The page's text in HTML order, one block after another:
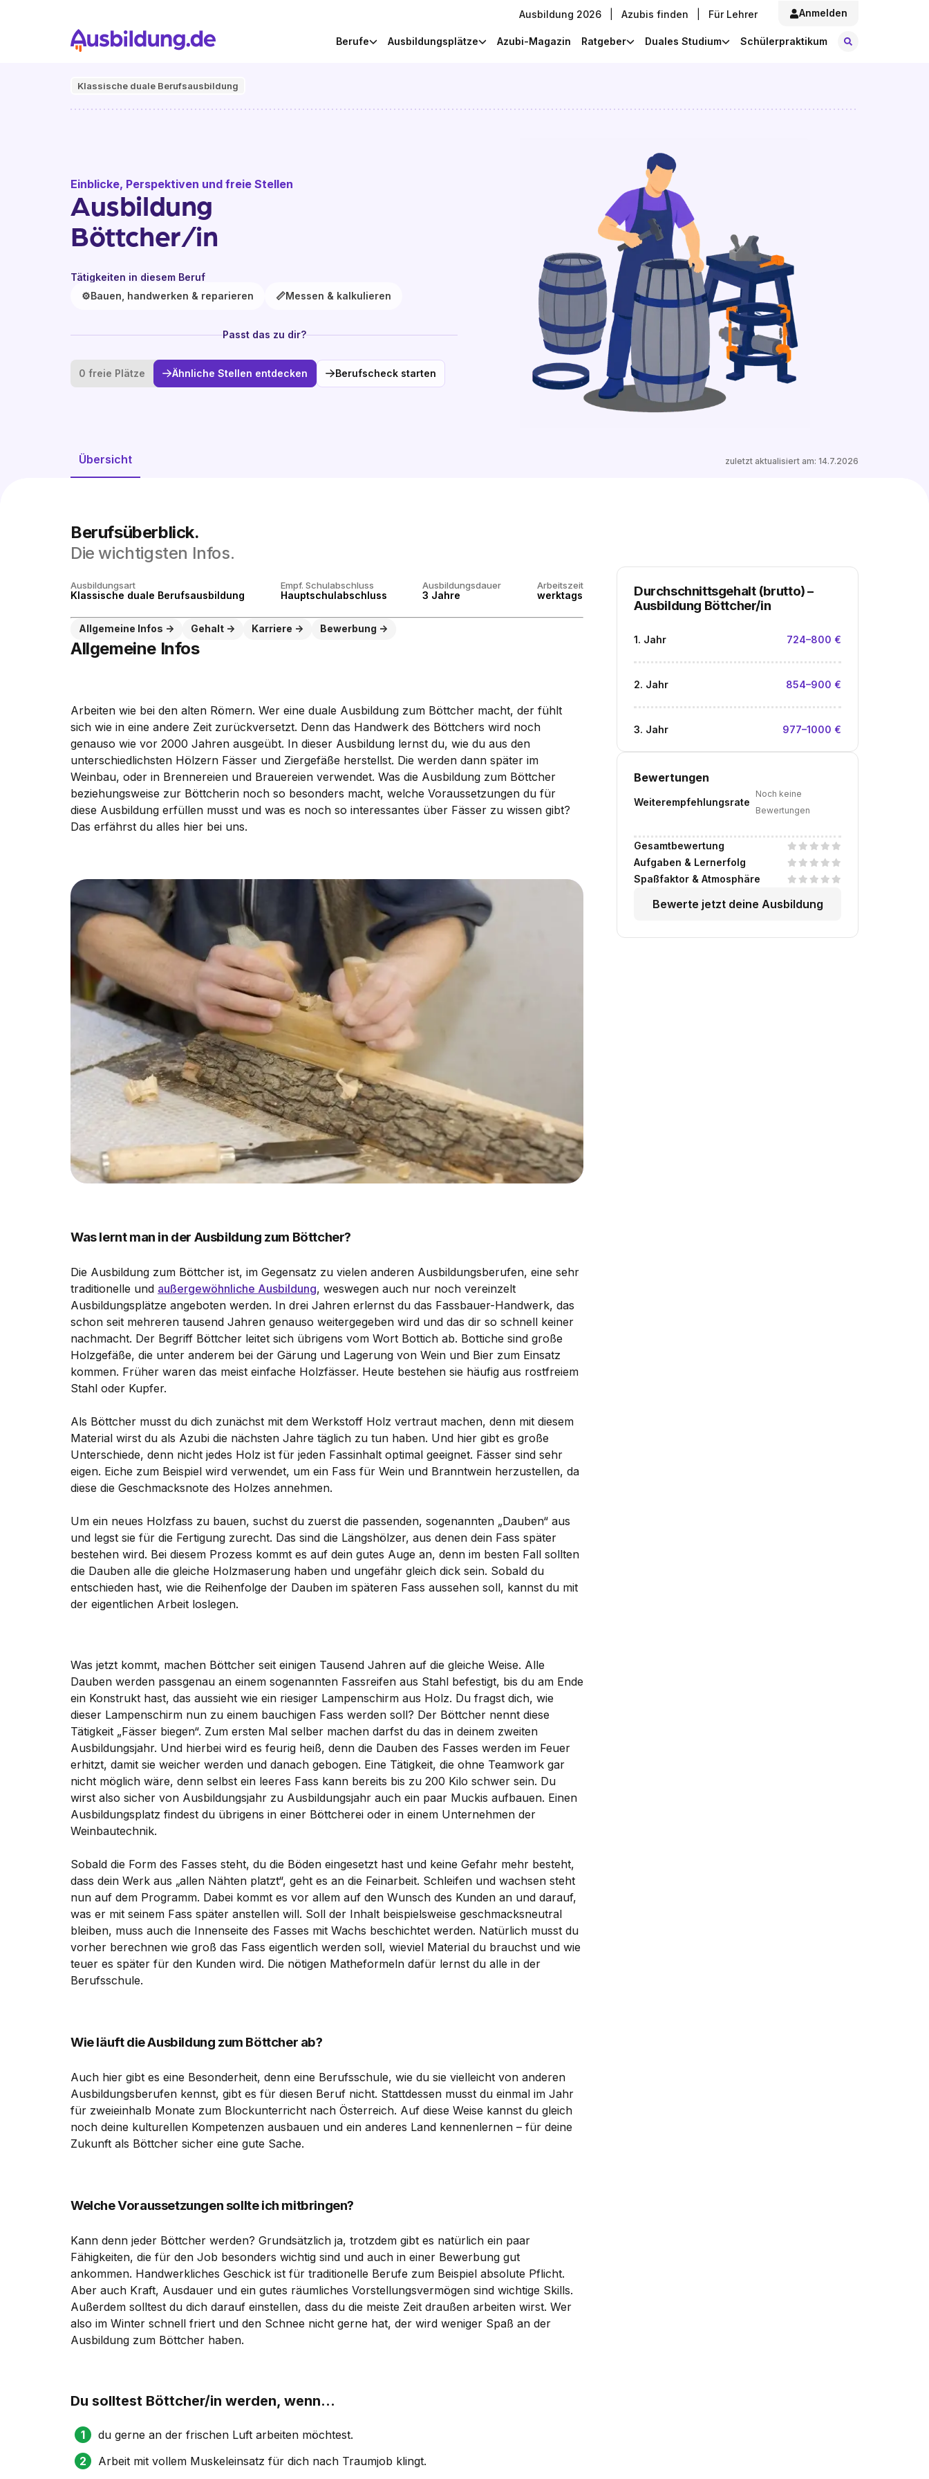
Ausbildung 2026 Azubis finden Für Lehrer Anmelden
Berufe Ausbildungsplätze Azubi-Magazin Ratgeber Duales Studium Schülerpraktikum
Klassische duale Berufsausbildung
Einblicke, Perspektiven und freie Stellen
Ausbildung
Böttcher/in
Tätigkeiten in diesem Beruf
⚙️Bauen, handwerken & reparieren 📏Messen & kalkulieren
Passt das zu dir?
0 freie Plätze Ähnliche Stellen entdecken Berufscheck starten
Übersicht zuletzt aktualisiert am: 14.7.2026
Berufsüberblick.
Die wichtigsten Infos.
Ausbildungsart
Klassische duale Berufsausbildung
Empf. Schulabschluss
Hauptschulabschluss
Ausbildungsdauer
3 Jahre
Arbeitszeit
werktags
Allgemeine Infos Gehalt Karriere Bewerbung
Allgemeine Infos
Arbeiten wie bei den alten Römern. Wer eine duale Ausbildung zum Böttcher macht, der fühlt
sich wie in eine andere Zeit zurückversetzt. Denn das Handwerk des Böttchers wird noch
genauso wie vor 2000 Jahren ausgeübt. In dieser Ausbildung lernst du, wie du aus den
unterschiedlichsten Hölzern Fässer und Ziergefäße herstellst. Die werden dann später im
Weinbau, oder in Brennereien und Brauereien verwendet. Was die Ausbildung zum Böttcher
beziehungsweise zur Böttcherin noch so besonders macht, welche Voraussetzungen du für
diese Ausbildung erfüllen musst und was es noch so interessantes über Fässer zu wissen gibt?
Das erfährst du alles hier bei uns.
Was lernt man in der Ausbildung zum Böttcher?
Die Ausbildung zum Böttcher ist, im Gegensatz zu vielen anderen Ausbildungsberufen, eine sehr
traditionelle und außergewöhnliche Ausbildung, weswegen auch nur noch vereinzelt
Ausbildungsplätze angeboten werden. In drei Jahren erlernst du das Fassbauer-Handwerk, das
schon seit mehreren tausend Jahren genauso weitergegeben wird und das dir so schnell keiner
nachmacht. Der Begriff Böttcher leitet sich übrigens vom Wort Bottich ab. Bottiche sind große
Holzgefäße, die unter anderem bei der Gärung und Lagerung von Wein und Bier zum Einsatz
kommen. Früher waren das meist einfache Holzfässer. Heute bestehen sie häufig aus rostfreiem
Stahl oder Kupfer.
Als Böttcher musst du dich zunächst mit dem Werkstoff Holz vertraut machen, denn mit diesem
Material wirst du als Azubi die nächsten Jahre täglich zu tun haben. Und hier gibt es große
Unterschiede, denn nicht jedes Holz ist für jeden Fassinhalt optimal geeignet. Fässer sind sehr
eigen. Eiche zum Beispiel wird verwendet, um ein Fass für Wein und Branntwein herzustellen, da
diese die Geschmacksnote des Holzes annehmen.
Um ein neues Holzfass zu bauen, suchst du zuerst die passenden, sogenannten „Dauben“ aus
und legst sie für die Fertigung zurecht. Das sind die Längshölzer, aus denen dein Fass später
bestehen wird. Bei diesem Prozess kommt es auf dein gutes Auge an, denn im besten Fall sollten
die Dauben alle die gleiche Holzmaserung haben und ungefähr gleich dick sein. Sobald du
entschieden hast, wie die Reihenfolge der Dauben im späteren Fass aussehen soll, kannst du mit
der eigentlichen Arbeit loslegen.
Was jetzt kommt, machen Böttcher seit einigen Tausend Jahren auf die gleiche Weise. Alle
Dauben werden passgenau an einem sogenannten Fassreifen aus Stahl befestigt, bis du am Ende
ein Konstrukt hast, das aussieht wie ein riesiger Lampenschirm aus Holz. Du fragst dich, wie
dieser Lampenschirm nun zu einem bauchigen Fass werden soll? Der Böttcher nennt diese
Tätigkeit „Fässer biegen“. Zum ersten Mal selber machen darfst du das in deinem zweiten
Ausbildungsjahr. Und hierbei wird es feurig heiß, denn die Dauben des Fasses werden im Feuer
erhitzt, damit sie weicher werden und danach gebogen. Eine Tätigkeit, die ohne Teamwork gar
nicht möglich wäre, denn selbst ein leeres Fass kann bereits bis zu 200 Kilo schwer sein. Du
wirst also sicher von Ausbildungsjahr zu Ausbildungsjahr auch ein paar Muckis aufbauen. Einen
Ausbildungsplatz findest du übrigens in einer Böttcherei oder in einem Unternehmen der
Weinbautechnik.
Sobald die Form des Fasses steht, du die Böden eingesetzt hast und keine Gefahr mehr besteht,
dass dein Werk aus „allen Nähten platzt“, geht es an die Feinarbeit. Schleifen und wachsen steht
nun auf dem Programm. Dabei kommt es vor allem auf den Wunsch des Kunden an und darauf,
was er mit seinem Fass später anstellen will. Soll der Inhalt beispielsweise geschmacksneutral
bleiben, muss auch die Innenseite des Fasses mit Wachs beschichtet werden. Natürlich musst du
vorher berechnen wie groß das Fass eigentlich werden soll, wieviel Material du brauchst und wie
teuer es später für den Kunden wird. Die nötigen Matheformeln dafür lernst du alle in der
Berufsschule.
Wie läuft die Ausbildung zum Böttcher ab?
Auch hier gibt es eine Besonderheit, denn eine Berufsschule, wie du sie vielleicht von anderen
Ausbildungsberufen kennst, gibt es für diesen Beruf nicht. Stattdessen musst du einmal im Jahr
für zweieinhalb Monate zum Blockunterricht nach Österreich. Auf diese Weise kannst du gleich
noch deine kulturellen Kompetenzen ausbauen und ein anderes Land kennenlernen – für deine
Zukunft als Böttcher sicher eine gute Sache.
Welche Voraussetzungen sollte ich mitbringen?
Kann denn jeder Böttcher werden? Grundsätzlich ja, trotzdem gibt es natürlich ein paar
Fähigkeiten, die für den Job besonders wichtig sind und auch in einer Bewerbung gut
ankommen. Handwerkliches Geschick ist für traditionelle Berufe zum Beispiel absolute Pflicht.
Aber auch Kraft, Ausdauer und ein gutes räumliches Vorstellungsvermögen sind wichtige Skills.
Außerdem solltest du dich darauf einstellen, dass du die meiste Zeit draußen arbeiten wirst. Wer
also im Winter schnell friert und den Schnee nicht gerne hat, der wird weniger Spaß an der
Ausbildung zum Böttcher haben.
Du solltest Böttcher/in werden, wenn...
du gerne an der frischen Luft arbeiten möchtest.
Arbeit mit vollem Muskeleinsatz für dich nach Traumjob klingt.
Durchschnittsgehalt (brutto)–
Ausbildung Böttcher/in
1. Jahr 724–800 €
2. Jahr 854–900 €
3. Jahr 977–1000 €
Bewertungen
Weiterempfehlungsrate
Noch keine
Bewertungen
Gesamtbewertung
Aufgaben & Lernerfolg
Spaßfaktor & Atmosphäre
Bewerte jetzt deine Ausbildung